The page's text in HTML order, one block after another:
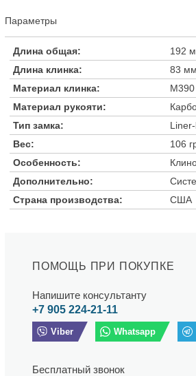
Параметры
Длина общая:
192
Длина клинка:
83 мм
Материал клинка:
M390
Материал рукояти:
Тип замка:
Вес:
106
Особенность:
Дополнительно:
Страна производства:
США
ПОМОЩЬ ПРИ ПОКУПКЕ
Напишите консультанту
+7 905 224-21-11
Viber Whatsapp
Бесплатный звонок